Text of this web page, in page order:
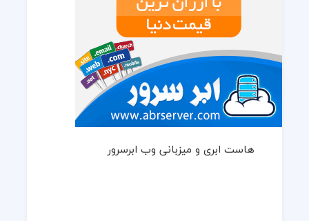
هاست ابری و میزبانی وب ابرسرور